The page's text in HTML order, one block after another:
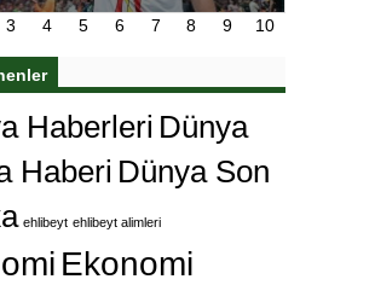
bakın ne istedi
3 4 5 6 7 8 9 10
Haberleri Dünya
Haberi Dünya Son
ehlibeyt ehlibeyt alimleri
Ekonomi